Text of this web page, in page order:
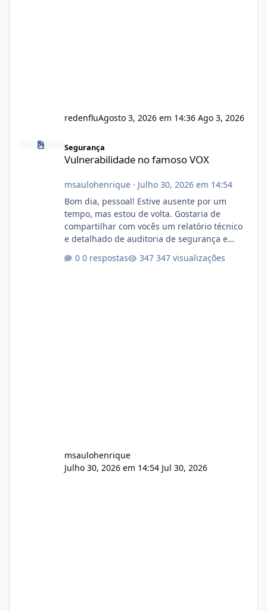
redenfluAgosto 3, 2026 em 14:36 Ago 3, 2026
Vulnerabilidade no famoso VOX
Segurança
Vulnerabilidade no famoso VOX
msaulohenrique· Julho 30, 2026 em 14:54
Bom dia, pessoal! Estive ausente por um
tempo, mas estou de volta. Gostaria de
compartilhar com vocês um relatório técnico
e detalhado de auditoria de segurança e
atualmente em circulação e comercialização
0 respostas 347 visualizações
msaulohenrique
Julho 30, 2026 em 14:54 Jul 30, 2026